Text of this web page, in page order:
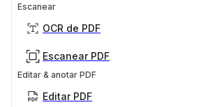
Escanear
OCR de PDF
Escanear PDF
Editar & anotar PDF
Editar PDF